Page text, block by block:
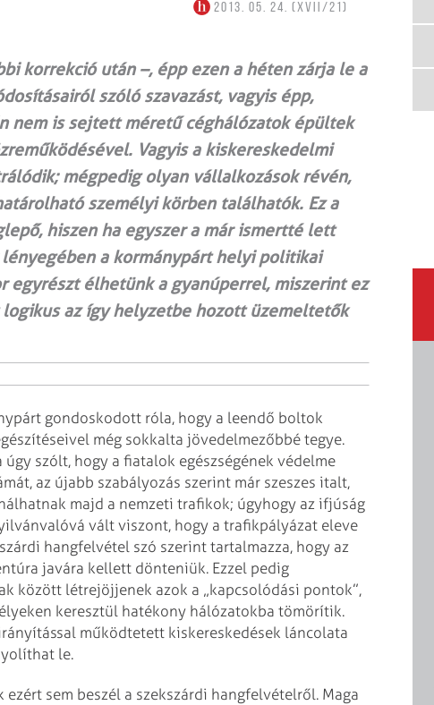
2013. 05. 24. (XVII/21)
korrekció után –, épp ezen a héten zárja le a
szóló szavazást, vagyis épp,
nem is sejtett méretű céghálózatok épültek
Vagyis a kiskereskedelmi
mégpedig olyan vállalkozások révén,
személyi körben találhatók. Ez a
hiszen ha egyszer a már ismertté lett
a kormánypárt helyi politikai
élhetünk a gyanúperrel, miszerint ez
az így helyzetbe hozott üzemeltetők
gondoskodott róla, hogy a leendő boltok
még sokkalta jövedelmezőbbé tegye.
szólt, hogy a fiatalok egészségének védelme
az újabb szabályozás szerint már szeszes italt,
majd a nemzeti trafikok; úgyhogy az ifjúság
vált viszont, hogy a trafikpályázat eleve
hangfelvétel szó szerint tartalmazza, hogy az
javára kellett dönteniük. Ezzel pedig
között létrejöjjenek azok a „kapcsolódási pontok”,
keresztül hatékony hálózatokba tömörítik.
működtetett kiskereskedések láncolata
le.
sem beszél a szekszárdi hangfelvételről. Maga